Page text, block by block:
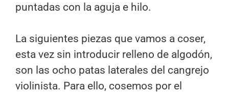
puntadas con la aguja e hilo.
La siguientes piezas que vamos a coser,
esta vez sin introducir relleno de algodón,
son las ocho patas laterales del cangrejo
violinista. Para ello, cosemos por el